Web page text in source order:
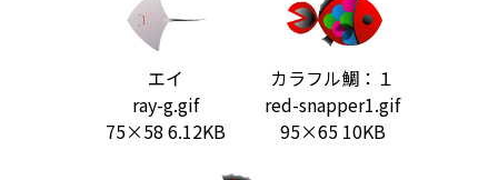
エイ
ray-g.gif
75×58 6.12KB
カラフル鯛：１
red-snapper1.gif
95×65 10KB